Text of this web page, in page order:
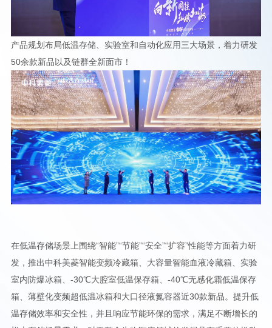
产品规划布局低温存储、实验室和自动化应用三大场景，着力研发
50余款新品以及链群全新面市！
在低温存储场景上围绕“智能”“节能”“安全”“扩容”性能等方面着力研
发，推出中科美菱智能变频冷藏箱、大容量智能血液冷藏箱、实验
室内防爆冰箱、-30℃大腔室低温保存箱、-40℃无感化霜低温保存
箱、薄壁化变频超低温冰箱和大口径液氮容器近30款新品。提升低
温存储效率和安全性，并且响应节能环保的需求，满足不断增长的